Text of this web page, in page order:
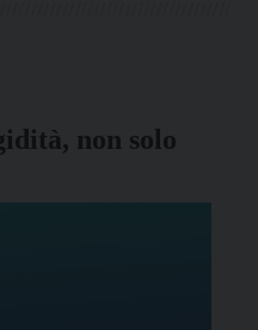
non solo